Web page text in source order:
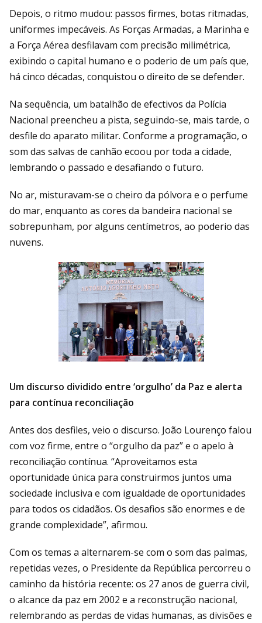
Depois, o ritmo mudou: passos firmes, botas ritmadas,
uniformes impecáveis. As Forças Armadas, a Marinha e
a Força Aérea desfilavam com precisão milimétrica,
exibindo o capital humano e o poderio de um país que,
há cinco décadas, conquistou o direito de se defender.
Na sequência, um batalhão de efectivos da Polícia
Nacional preencheu a pista, seguindo-se, mais tarde, o
desfile do aparato militar. Conforme a programação, o
som das salvas de canhão ecoou por toda a cidade,
lembrando o passado e desafiando o futuro.
No ar, misturavam-se o cheiro da pólvora e o perfume
do mar, enquanto as cores da bandeira nacional se
sobrepunham, por alguns centímetros, ao poderio das
nuvens.
Um discurso dividido entre ‘orgulho’ da Paz e alerta
para contínua reconciliação
Antes dos desfiles, veio o discurso. João Lourenço falou
com voz firme, entre o “orgulho da paz” e o apelo à
reconciliação contínua. “Aproveitamos esta
oportunidade única para construirmos juntos uma
sociedade inclusiva e com igualdade de oportunidades
para todos os cidadãos. Os desafios são enormes e de
grande complexidade”, afirmou.
Com os temas a alternarem-se com o som das palmas,
repetidas vezes, o Presidente da República percorreu o
caminho da história recente: os 27 anos de guerra civil,
o alcance da paz em 2002 e a reconstrução nacional,
relembrando as perdas de vidas humanas, as divisões e